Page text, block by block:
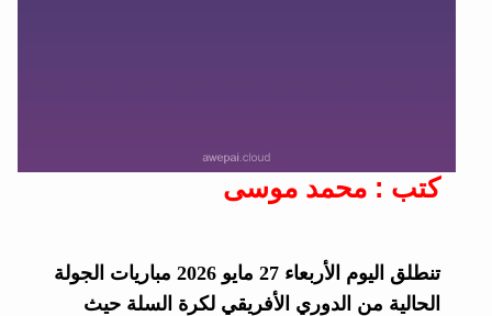
كتب : محمد موسى
تنطلق اليوم الأربعاء 27 مايو 2026 مباريات الجولة
الحالية من الدوري الأفريقي لكرة السلة حيث